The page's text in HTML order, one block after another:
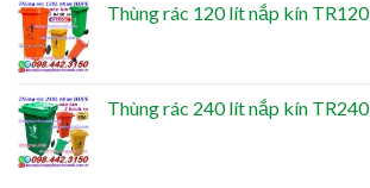
Thùng rác 120 lít nắp kín TR120
Thùng rác 240 lít nắp kín TR240